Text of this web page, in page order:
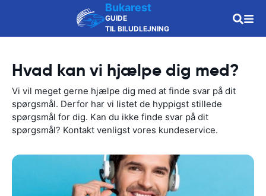
Bukarest
GUIDE
TIL BILUDLEJNING
Hvad kan vi hjælpe dig med?
Vi vil meget gerne hjælpe dig med at finde svar på dit
spørgsmål. Derfor har vi listet de hyppigst stillede
spørgsmål for dig. Kan du ikke finde svar på dit
spørgsmål? Kontakt venligst vores kundeservice.